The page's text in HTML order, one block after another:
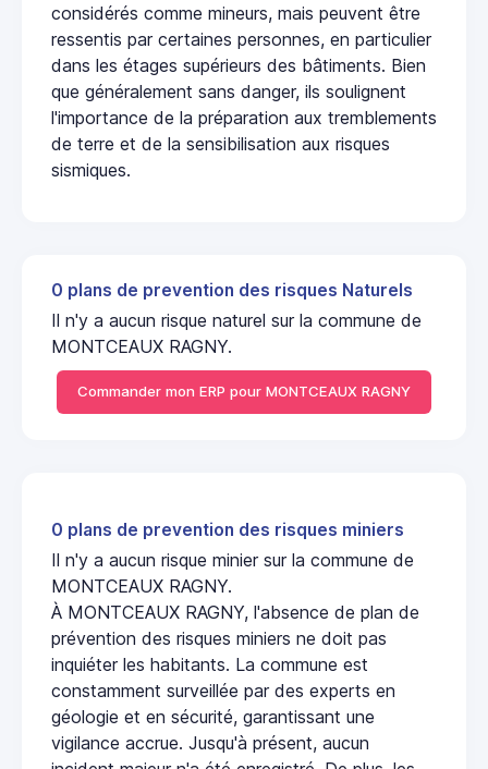
considérés comme mineurs, mais peuvent être
ressentis par certaines personnes, en particulier
dans les étages supérieurs des bâtiments. Bien
que généralement sans danger, ils soulignent
l'importance de la préparation aux tremblements
de terre et de la sensibilisation aux risques
sismiques.
0 plans de prevention des risques Naturels
Il n'y a aucun risque naturel sur la commune de
MONTCEAUX RAGNY.
Commander mon ERP pour MONTCEAUX RAGNY
0 plans de prevention des risques miniers
Il n'y a aucun risque minier sur la commune de
MONTCEAUX RAGNY.
À MONTCEAUX RAGNY, l'absence de plan de
prévention des risques miniers ne doit pas
inquiéter les habitants. La commune est
constamment surveillée par des experts en
géologie et en sécurité, garantissant une
vigilance accrue. Jusqu'à présent, aucun